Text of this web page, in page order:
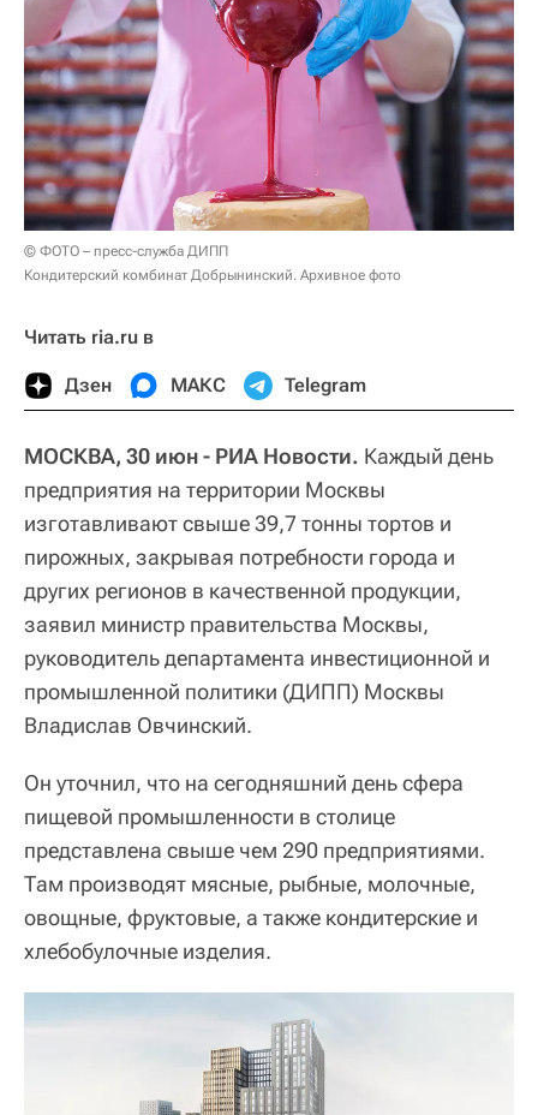
© ФОТО – пресс-служба ДИПП
Кондитерский комбинат Добрынинский. Архивное фото
Читать ria.ru в
Дзен МАКС Telegram
МОСКВА, 30 июн - РИА Новости. Каждый день
предприятия на территории Москвы
изготавливают свыше 39,7 тонны тортов и
пирожных, закрывая потребности города и
других регионов в качественной продукции,
заявил министр правительства Москвы,
руководитель департамента инвестиционной и
промышленной политики (ДИПП) Москвы
Владислав Овчинский.
Он уточнил, что на сегодняшний день сфера
пищевой промышленности в столице
представлена свыше чем 290 предприятиями.
Там производят мясные, рыбные, молочные,
овощные, фруктовые, а также кондитерские и
хлебобулочные изделия.